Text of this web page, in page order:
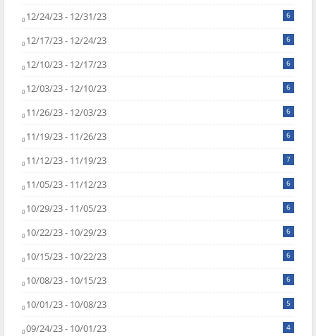
12/24/23 - 12/31/23 6
12/17/23 - 12/24/23 6
12/10/23 - 12/17/23 6
12/03/23 - 12/10/23 6
11/26/23 - 12/03/23 6
11/19/23 - 11/26/23 6
11/12/23 - 11/19/23 7
11/05/23 - 11/12/23 6
10/29/23 - 11/05/23 6
10/22/23 - 10/29/23 6
10/15/23 - 10/22/23 6
10/08/23 - 10/15/23 6
10/01/23 - 10/08/23 5
09/24/23 - 10/01/23 4